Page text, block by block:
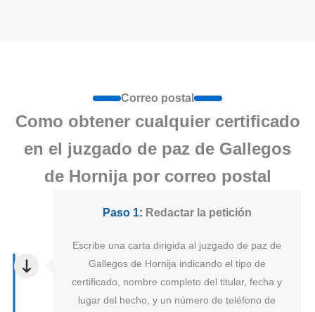
Correo postal
Como obtener cualquier certificado
en el juzgado de paz de Gallegos
de Hornija por correo postal
Paso 1: Redactar la petición
Escribe una carta dirigida al juzgado de paz de
Gallegos de Hornija indicando el tipo de
certificado, nombre completo del titular, fecha y
lugar del hecho, y un número de teléfono de